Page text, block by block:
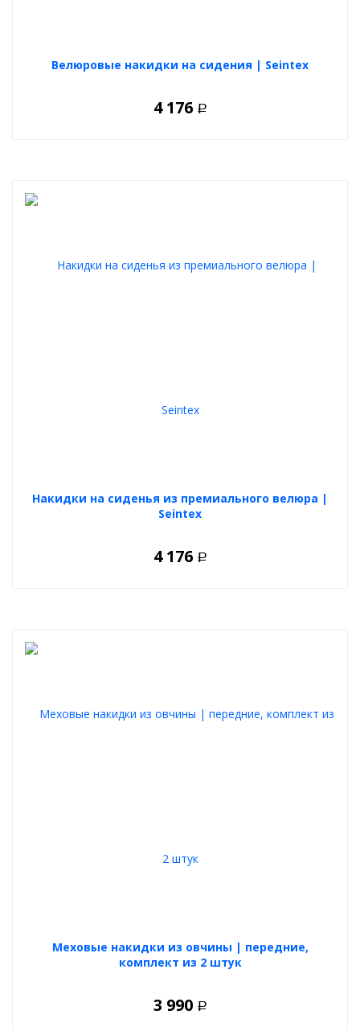
Велюровые накидки на сидения | Seintex
4 176 Р
Накидки на сиденья из премиального велюра |
Seintex
4 176 Р
Меховые накидки из овчины | передние,
комплект из 2 штук
3 990 Р